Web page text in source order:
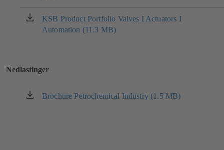
en
ny
fane)
KSB Product Portfolio Valves I Actuators I
Automation (11.3 MB)
(åpnes
i
Nedlastinger
Brochure Petrochemical Industry (1.5 MB)
(åpnes